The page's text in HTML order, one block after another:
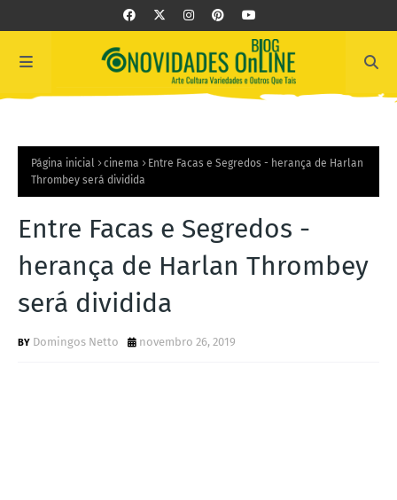
Página inicial cinema
Entre Facas e Segredos - herança de Harlan
Thrombey será dividida
Entre Facas e Segredos -
herança de Harlan Thrombey
será dividida
Domingos Netto novembro 26, 2019